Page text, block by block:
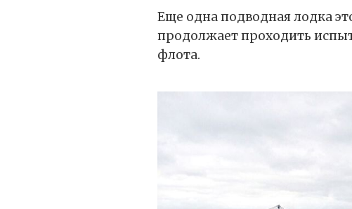
Еще одна подводная лодка
продолжает проходить
флота.